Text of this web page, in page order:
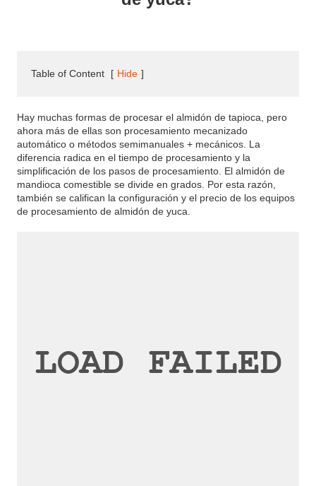
Table of Content [ Hide ]
Hay muchas formas de procesar el almidón de tapioca, pero
ahora más de ellas son procesamiento mecanizado
automático o métodos semimanuales + mecánicos. La
diferencia radica en el tiempo de procesamiento y la
simplificación de los pasos de procesamiento. El almidón de
mandioca comestible se divide en grados. Por esta razón,
también se califican la configuración y el precio de los equipos
de procesamiento de almidón de yuca.